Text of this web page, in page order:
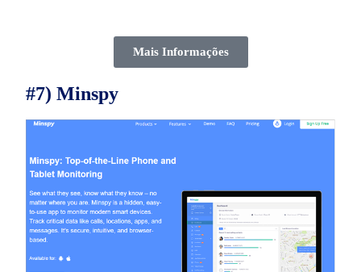
Mais Informações
#7) Minspy